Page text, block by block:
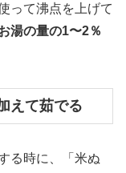
って沸点を上げて
湯の量の1〜2％
えて茹でる
る時に、「米ぬ